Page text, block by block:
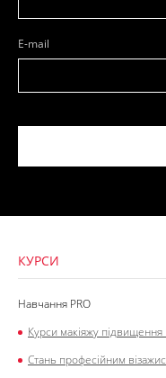
E-mail
КУРСИ
Навчання PRO
Курси макіяжу підвищення
Стань професійним